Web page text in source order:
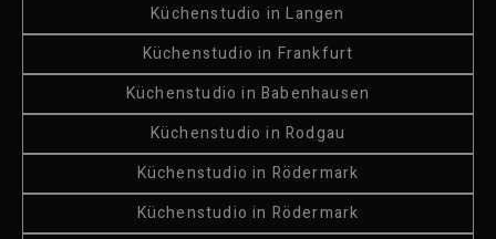
Küchenstudio in Langen
Küchenstudio in Frankfurt
Küchenstudio in Babenhausen
Küchenstudio in Rodgau
Küchenstudio in Rödermark
Küchenstudio in Rödermark